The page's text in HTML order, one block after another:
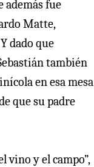
además fue
Matte,
dado que
también
en esa mesa
que su padre
vino y el campo”,